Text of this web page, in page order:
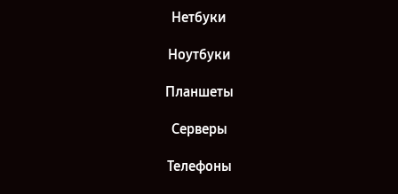
Нетбуки
Ноутбуки
Планшеты
Серверы
Телефоны